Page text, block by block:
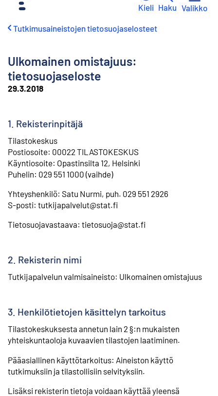
Kieli Haku Valikko
Tutkimusaineistojen tietosuojaselosteet
Ulkomainen omistajuus:
tietosuojaseloste
29.3.2018
1. Rekisterinpitäjä
Tilastokeskus
Postiosoite: 00022 TILASTOKESKUS
Käyntiosoite: Opastinsilta 12, Helsinki
Puhelin: 029 551 1000 (vaihde)
Yhteyshenkilö: Satu Nurmi, puh. 029 551 2926
⁠S-posti: tutkijapalvelut@stat.fi
Tietosuojavastaava: tietosuoja@stat.fi
2. Rekisterin nimi
Tutkijapalvelun valmisaineisto: Ulkomainen omistajuus
3. Henkilötietojen käsittelyn tarkoitus
Tilastokeskuksesta annetun lain 2 §:n mukaisten
yhteiskuntaoloja kuvaavien tilastojen laatiminen.
Pääasiallinen käyttötarkoitus: Aineiston käyttö
tutkimuksiin ja tilastollisiin selvityksiin.
Lisäksi rekisterin tietoja voidaan käyttää yleensä